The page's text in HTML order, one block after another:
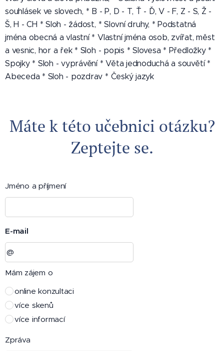
souhlásek ve slovech, * B - P, D - T, Ť - Ď, V - F, Z - S, Ž -
Š, H - CH * Sloh - žádost, * Slovní druhy, * Podstatná
jména obecná a vlastní * Vlastní jména osob, zvířat, měst
a vesnic, hor a řek * Sloh - popis * Slovesa * Předložky *
Spojky * Sloh - vyprávění * Věta jednoduchá a souvětí *
Abeceda * Sloh - pozdrav * Český jazyk
Máte k této učebnici otázku?
Zeptejte se.
Jméno a příjmení
E-mail
Mám zájem o
online konzultaci
více skenů
více informací
Zpráva